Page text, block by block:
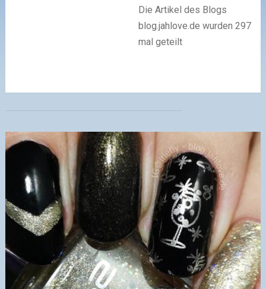
Die Artikel des Blogs
blog.jahlove.de wurden 297
mal geteilt